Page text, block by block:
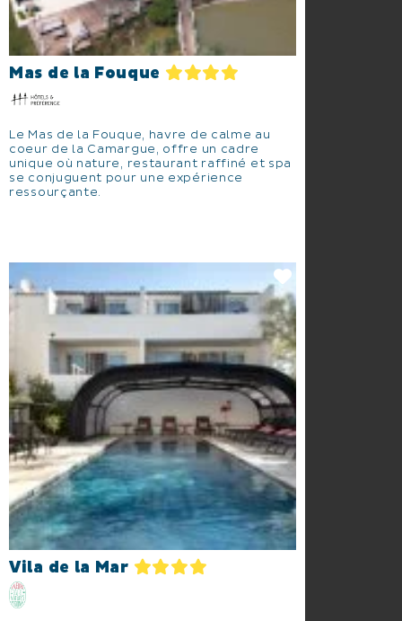
Mas de la Fouque
Le Mas de la Fouque, havre de calme au
coeur de la Camargue, offre un cadre
unique où nature, restaurant raffiné et spa
se conjuguent pour une expérience
ressourçante.
Vila de la Mar